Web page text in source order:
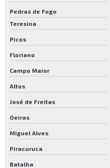
Pedras de Fogo
Teresina
Picos
Floriano
Campo Maior
Altos
José de Freitas
Oeiras
Miguel Alves
Piracuruca
Batalha